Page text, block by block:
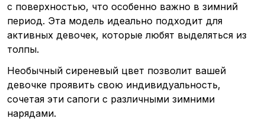
с поверхностью, что особенно важно в зимний
период. Эта модель идеально подходит для
активных девочек, которые любят выделяться из
толпы.
Необычный сиреневый цвет позволит вашей
девочке проявить свою индивидуальность,
сочетая эти сапоги с различными зимними
нарядами.